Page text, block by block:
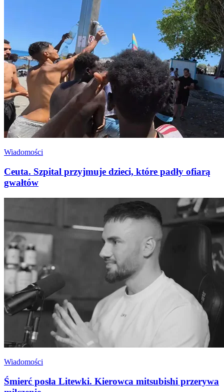
Wiadomości
Ceuta. Szpital przyjmuje dzieci, które padły ofiarą
gwałtów
Wiadomości
Śmierć posła Litewki. Kierowca mitsubishi przerywa